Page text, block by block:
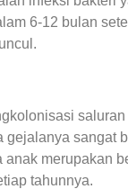
6-12 bulan
gejalanya sangat
merupakan
tahunnya.